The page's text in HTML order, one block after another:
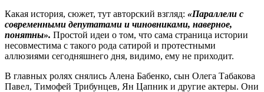
Какая история, сюжет, тут авторский взгляд: «Параллели с
современными депутатами и чиновниками, наверное,
понятны». Простой идеи о том, что сама страница истории
несовместима с такого рода сатирой и протестными
аллюзиями сегодняшнего дня, видимо, ему не приходит.
В главных ролях снялись Алена Бабенко, сын Олега Табакова
Павел, Тимофей Трибунцев, Ян Цапник и другие актеры. Они